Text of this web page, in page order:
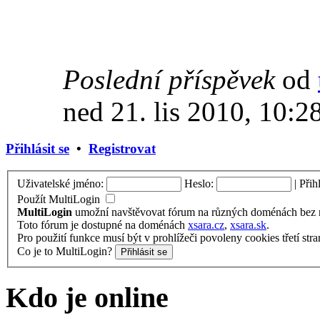
Poslední příspěvekod
ned 21. lis 2010,
Přihlásit se • Registrovat
Uživatelské jméno: Heslo: |
Použít MultiLogin
MultiLogin umožní navštěvovat fórum na různých doménách
Toto fórum je dostupné na doménách xsara.cz, xsara.sk.
Pro použití funkce musí být v prohlížeči povoleny cookies třetí
Co je to MultiLogin?
Kdo je online